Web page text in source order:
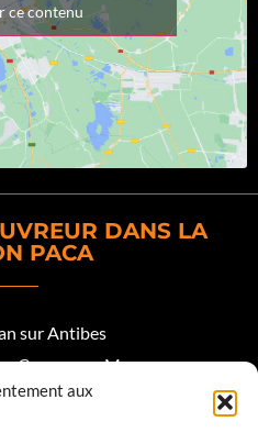
aux
ce contenu
DANS LA
PACA
sur Antibes
Cagnes sur Mer
sur Biot